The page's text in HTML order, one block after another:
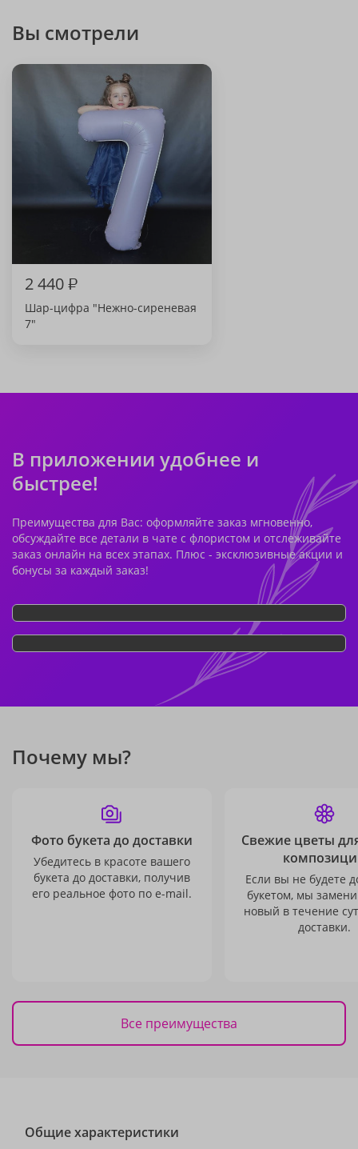
Вы смотрели
2 440₽
Шар-цифра "Нежно-сиреневая
7"
В приложении удобнее и
быстрее!
Преимущества для Вас: оформляйте заказ мгновенно,
обсуждайте все детали в чате с флористом и отслеживайте
заказ онлайн на всех этапах. Плюс - эксклюзивные акции и
бонусы за каждый заказ!
Почему мы?
Фото букета до доставки
Убедитесь в красоте вашего
букета до доставки, получив
его реальное фото по e-mail.
Свежие цветы
Если вы не будете
букетом, мы
новый в течение
доставки.
Все преимущества
Общие характеристики